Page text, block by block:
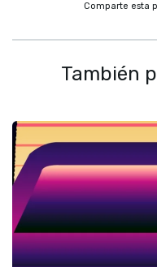
Comparte esta
También